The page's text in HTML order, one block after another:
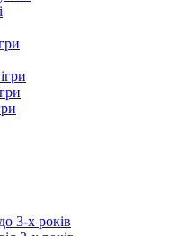
3-х років